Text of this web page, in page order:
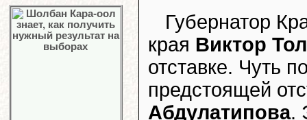
Губернатор
края Виктор
отставке. Чуть
предстоящей
Абдулатипова.